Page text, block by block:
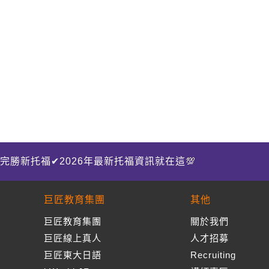
完勝新托福✔2026年最新托福資訊就在這💯
巨匠教育集團
巨匠教育集團
巨匠線上真人
巨匠東大日語
其他
關於我們
人才招募
Recruiting